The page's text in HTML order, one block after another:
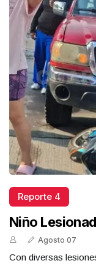
Reporte 4
Niño
Agosto 07
Con diversas